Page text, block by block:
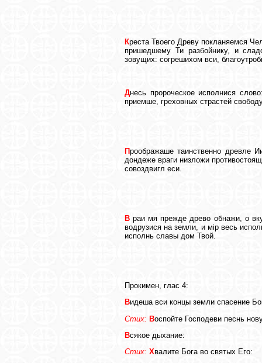
Креста Твоего Древу покланяемся
пришедшему Ти разбойнику, и
зовущих: согрешихом вси,
Днесь пророческое исполнися
приемше, греховных страстей
Проображаше таинственно древле
дондеже враги низложи
совоздвигл еси.
В раи мя прежде древо обнажи, о
водрузися на земли, и мiр весь
исполнь славы дом Твой.
Прокимен, глас 4:
Видеша вси концы земли спасение
Стих: Воспойте Господеви песнь
Всякое дыхание:
Стих: Хвалите Бога во святых Его: